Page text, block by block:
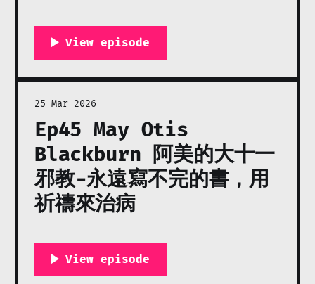
Ep45 May Otis
Blackburn 阿美的大十一
邪教-永遠寫不完的書，用
祈禱來治病
25 Mar 2026